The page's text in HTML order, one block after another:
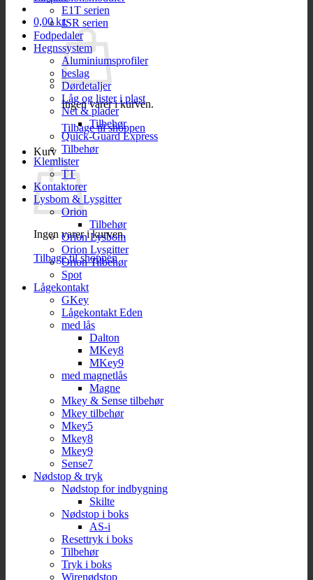
0,00kr.
Ingen varer i kurven.
Tilbage til shoppen
Kurv
Ingen varer i kurven.
Tilbage til shoppen
E1T serien
JSR serien
Fodpedaler
Hegnssystem
Aluminiumsprofiler
beslag
Dørdetaljer
Låg og lister i plast
Net & plader
Tilbehør
Quick-Guard Express
Tilbehør
Klemlister
TT
Kontaktorer
Lysbom & Lysgitter
Orion
Tilbehør
Orion Lysbom
Orion Lysgitter
Orion Tilbehør
Spot
Lågekontakt
GKey
Lågekontakt Eden
med lås
Dalton
MKey8
MKey9
med magnetlås
Magne
Mkey & Sense tilbehør
Mkey tilbehør
Mkey5
Mkey8
Mkey9
Sense7
Nødstop & tryk
Nødstop for indbygning
Skilte
Nødstop i boks
AS-i
Resettryk i boks
Tilbehør
Tryk i boks
Wirenødstop